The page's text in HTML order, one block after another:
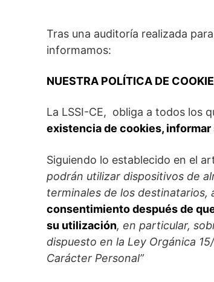
Tras una auditoría realizada
informamos:
NUESTRA POLÍTICA DE
La LSSI-CE, obliga a todos los
existencia de cookies,
Siguiendo lo establecido en el
podrán utilizar dispositivos de
terminales de los destinatarios,
consentimiento después de
su utilización, en particular,
dispuesto en la Ley Orgánica
Carácter Personal”